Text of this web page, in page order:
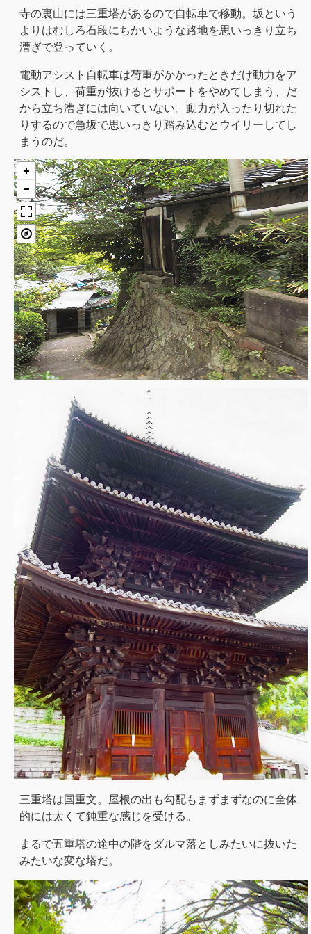
寺の裏山には三重塔があるので自転車で移動。坂という
よりはむしろ石段にちかいような路地を思いっきり立ち
漕ぎで登っていく。
電動アシスト自転車は荷重がかかったときだけ動力をア
シストし、荷重が抜けるとサポートをやめてしまう、だ
から立ち漕ぎには向いていない。動力が入ったり切れた
りするので急坂で思いっきり踏み込むとウイリーしてし
まうのだ。
三重塔は国重文。屋根の出も勾配もまずまずなのに全体
的には太くて鈍重な感じを受ける。
まるで五重塔の途中の階をダルマ落としみたいに抜いた
みたいな変な塔だ。